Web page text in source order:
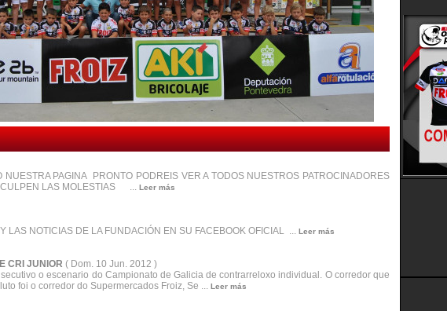
PAGINA PRONTO PODREIS VER A TODOS NUESTROS PATROCINADORES
LAS MOLESTIAS ... Leer más
LAS NOTICIAS DE LA FUNDACIÓN EN SU FACEBOOK OFICIAL ... Leer más
CRI JUNIOR ( Dom. 10 Jun. 2012 )
o escenario do Campionato de Galicia de contrarreloxo individual. O corredor que
foi o corredor do Supermercados Froiz, Se ... Leer más